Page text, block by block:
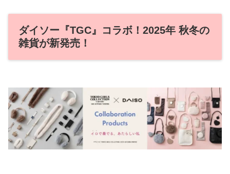
ダイソー『TGC』コラボ！2025年 秋冬の
雑貨が新発売！